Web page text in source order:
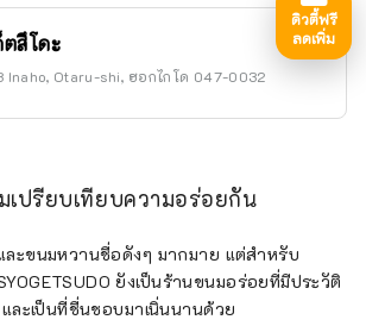
ตสึโดะ
Inaho, Otaru-shi, ฮอกไกโด 047-0032
เปรียบเทียบความอร่อยกัน
ละขนมหวานชื่อดังๆ มากมาย แต่สำหรับ
ยังเป็นร้านขนมอร่อยที่มีประวัติ
ละเป็นที่ชื่นชอบมาเนิ่นนานด้วย
ดิวตี้ฟรี
ลดเพิ่ม